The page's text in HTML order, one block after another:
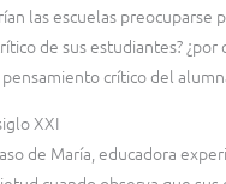
las escuelas preocuparse
de sus estudiantes? ¿por
crítico del
XXI
de María, educadora